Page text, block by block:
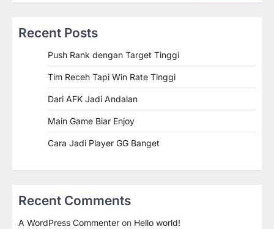
Recent Posts
Push Rank dengan Target Tinggi
Tim Receh Tapi Win Rate Tinggi
Dari AFK Jadi Andalan
Main Game Biar Enjoy
Cara Jadi Player GG Banget
Recent Comments
A WordPress Commenter on Hello world!